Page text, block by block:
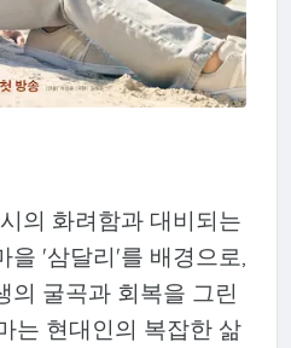
의 화려함과 대비되는
을 '삼달리'를 배경으로,
의 굴곡과 회복을 그린
는 현대인의 복잡한 삶